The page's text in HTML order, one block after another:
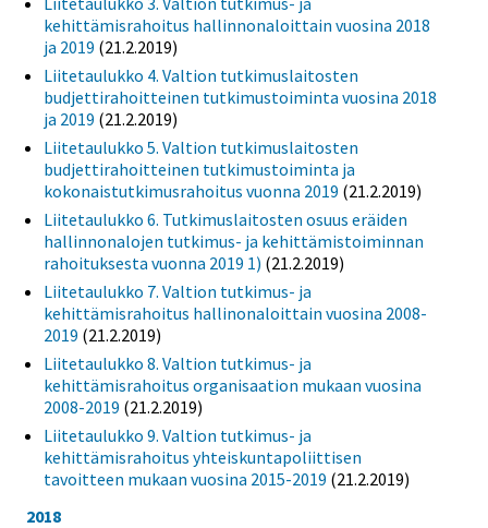
kehittämisrahoitus hallinnonaloittain vuosina 2018
ja 2019 (21.2.2019)
Liitetaulukko 4. Valtion tutkimuslaitosten
budjettirahoitteinen tutkimustoiminta vuosina 2018
ja 2019 (21.2.2019)
Liitetaulukko 5. Valtion tutkimuslaitosten
budjettirahoitteinen tutkimustoiminta ja
kokonaistutkimusrahoitus vuonna 2019 (21.2.2019)
Liitetaulukko 6. Tutkimuslaitosten osuus eräiden
hallinnonalojen tutkimus- ja kehittämistoiminnan
rahoituksesta vuonna 2019 1) (21.2.2019)
Liitetaulukko 7. Valtion tutkimus- ja
kehittämisrahoitus hallinonaloittain vuosina 2008-
2019 (21.2.2019)
Liitetaulukko 8. Valtion tutkimus- ja
kehittämisrahoitus organisaation mukaan vuosina
2008-2019 (21.2.2019)
Liitetaulukko 9. Valtion tutkimus- ja
kehittämisrahoitus yhteiskuntapoliittisen
tavoitteen mukaan vuosina 2015-2019 (21.2.2019)
2018